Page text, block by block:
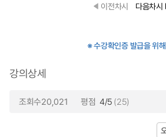
이전차시 다음차시
※ 수강확인증 발급을 위
강의상세
조회수20,021 평점 4/5 (25)